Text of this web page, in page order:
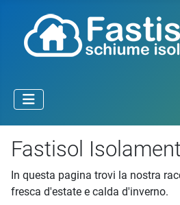
Fastisol
In questa pagina trovi la nostra
fresca d'estate e calda d'inverno.